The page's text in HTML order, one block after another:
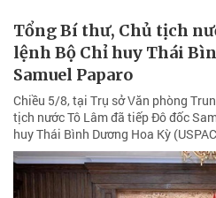
Tổng Bí thư, Chủ tịch
lệnh Bộ Chỉ huy Thái
Samuel Paparo
Chiều 5/8, tại Trụ sở Văn phòng
tịch nước Tô Lâm đã tiếp Đô đốc
huy Thái Bình Dương Hoa Kỳ